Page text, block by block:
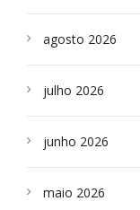
agosto 2026
julho 2026
junho 2026
maio 2026